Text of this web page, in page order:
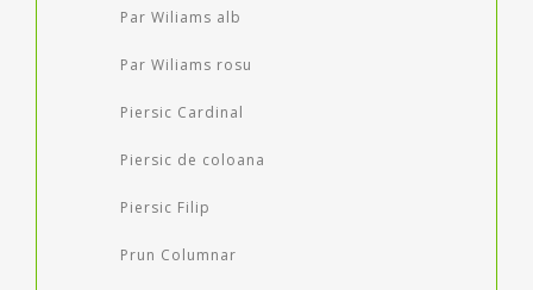
Par Wiliams alb
Par Wiliams rosu
Piersic Cardinal
Piersic de coloana
Piersic Filip
Prun Columnar